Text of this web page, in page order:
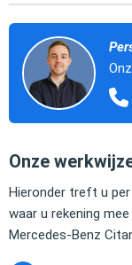
Onze
Hieronder treft u
waar u rekening
Mercedes-Benz